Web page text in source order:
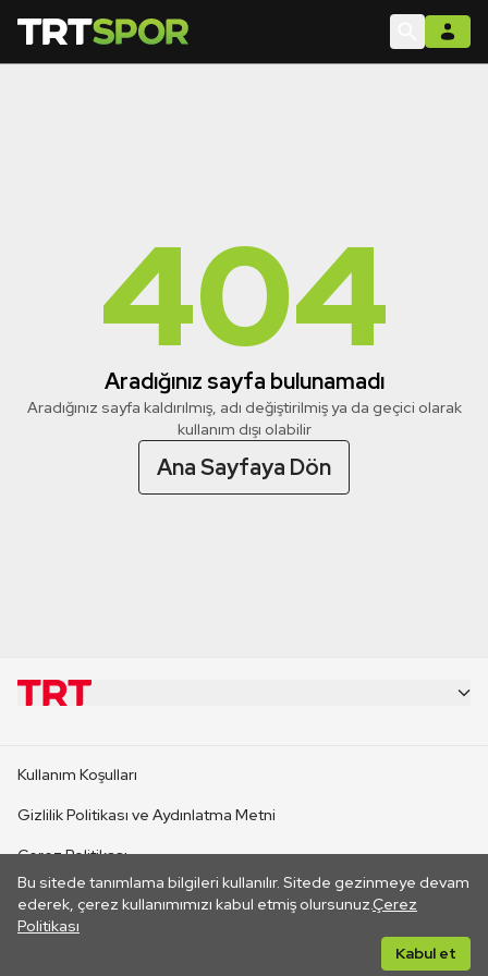
404
Aradığınız sayfa bulunamadı
Aradığınız sayfa kaldırılmış, adı değiştirilmiş ya da geçici olarak
kullanım dışı olabilir
Ana Sayfaya Dön
Bu sitede tanımlama bilgileri kullanılır. Sitede gezinmeye devam
ederek, çerez kullanımımızı kabul etmiş olursunuz.Çerez
Politikası
Kabul et
CANLI YAYINLAR
Kullanım Koşulları
Gizlilik Politikası ve Aydınlatma Metni
Çerez Politikası
İletişim
Her hakkı saklıdır. ©2026 TRT. Bağlantı yoluyla gidilen dış